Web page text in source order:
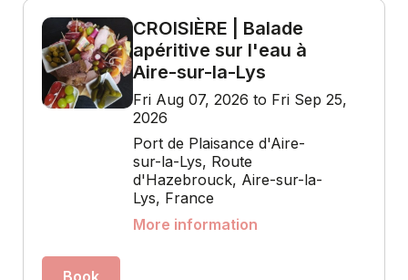
CROISIÈRE | Balade
apéritive sur l'eau à
Aire-sur-la-Lys
Fri Aug 07, 2026 to Fri Sep 25,
2026
Port de Plaisance d'Aire-
sur-la-Lys, Route
d'Hazebrouck, Aire-sur-la-
Lys, France
More information
Book